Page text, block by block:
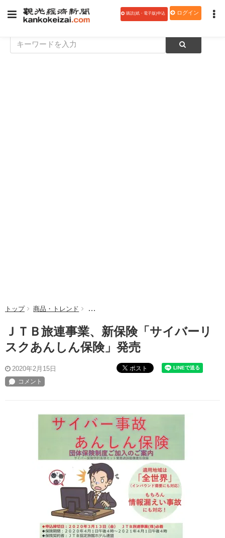
購読(紙・電子版)申込 ログイン
トップ 商品・トレンド ＪＴＢ旅連事業、新保険「サイバーリスクあ
ＪＴＢ旅連事業、新保険「サイバーリ
スクあんしん保険」発売
2020年2月15日 ポスト